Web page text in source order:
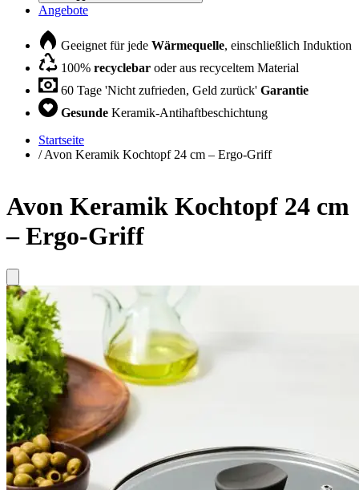
Angebote
Geeignet für jede Wärmequelle, einschließlich Induktion
100% recyclebar oder aus recyceltem Material
60 Tage 'Nicht zufrieden, Geld zurück' Garantie
Gesunde Keramik-Antihaftbeschichtung
Startseite
/ Avon Keramik Kochtopf 24 cm – Ergo-Griff
Avon Keramik Kochtopf 24 cm
– Ergo-Griff